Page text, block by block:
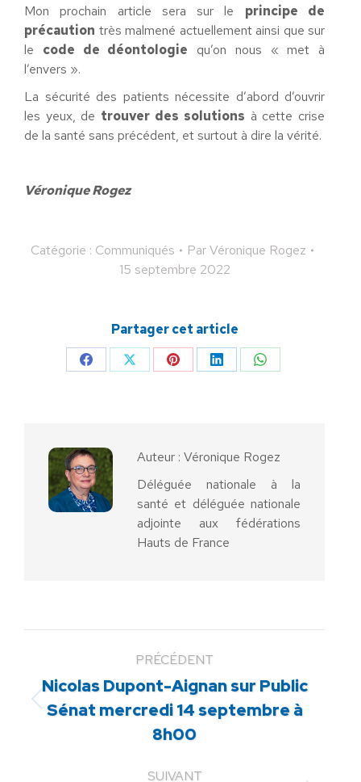
Mon prochain article sera sur le principe de
précaution très malmené actuellement ainsi que sur
le code de déontologie qu’on nous « met à
l’envers ».
La sécurité des patients nécessite d’abord d’ouvrir
les yeux, de trouver des solutions à cette crise
de la santé sans précédent, et surtout à dire la vérité.
Véronique Rogez
Catégorie : Communiqués ParVéronique Rogez
15 septembre 2022
Partager cet article
PartagerPartagerPartagerPartagerPartager
Auteur : Véronique Rogez
Déléguée nationale à la
santé et déléguée nationale
adjointe aux fédérations
Hauts de France
PRÉCÉDENT
Article
précédent
Nicolas Dupont-Aignan sur Public
Sénat mercredi 14 septembre à
8h00
SUIVANT